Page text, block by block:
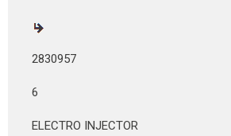
2830957
6
ELECTRO INJECTOR